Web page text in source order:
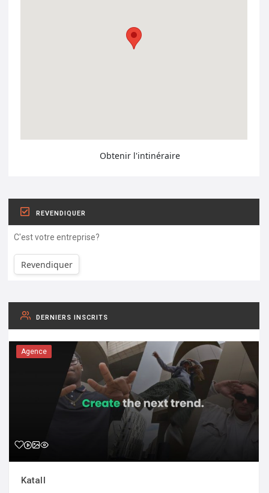
Obtenir l'intinéraire
REVENDIQUER
C'est votre entreprise?
Revendiquer
DERNIERS INSCRITS
Agence
Katall